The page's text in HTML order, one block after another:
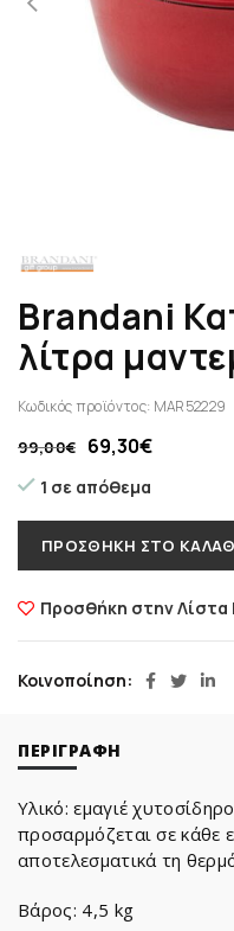
Brandani
λίτρα
Κωδικός προϊόντος: MAR52229
99,00€ 69,30€
1 σε απόθεμα
ΠΡΟΣΘΉΚΗ ΣΤΟ
Προσθήκη στην Λίστα
Κοινοποίηση
ΠΕΡΙΓΡΑΦΉ
Υλικό: εμαγιέ
προσαρμόζεται σε κάθε
αποτελεσματικά τη
Βάρος: 4,5 kg